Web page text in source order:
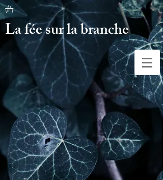
La fée sur la branche